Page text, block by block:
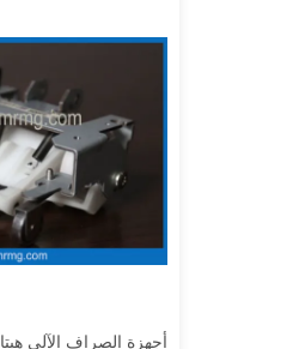
أجهزة الصراف الآلي